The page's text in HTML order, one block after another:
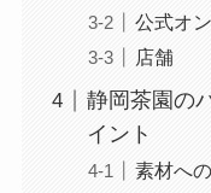
公式オ
店舗
静岡茶園の
イント
素材へ